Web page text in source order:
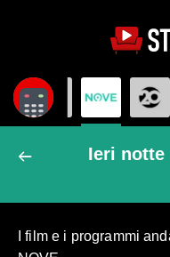
Ieri notte
I film e i programmi